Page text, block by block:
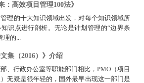
：高效项目管理100法》
理的十大知识领域出发，对每个知识领域所
识点进行剖析。无论是计划管理的“边界条
的...
文集（2016）》介绍
、行政办公室等职能部门相比，PMO（项目
无疑是很年轻的，国外最早出现这一部门是